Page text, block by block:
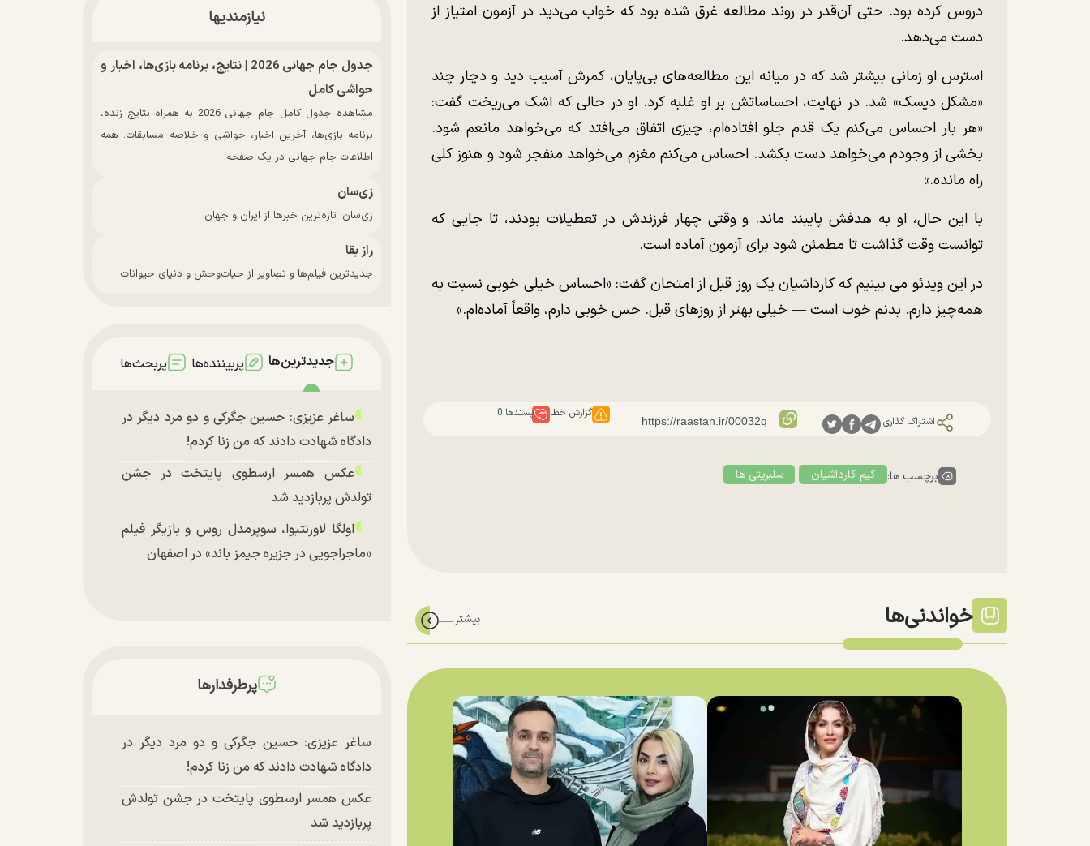
دروس کرده بود. حتی آن‌قدر در روند مطالعه غرق شده بود که خواب می‌دید در آزمون امتیاز از
دست می‌دهد.
استرس او زمانی بیشتر شد که در میانه این مطالعه‌های بی‌پایان، کمرش آسیب دید و دچار چند
«مشکل دیسک» شد. در نهایت، احساساتش بر او غلبه کرد. او در حالی که اشک می‌ریخت گفت:
«هر بار احساس می‌کنم یک قدم جلو افتاده‌ام، چیزی اتفاق می‌افتد که می‌خواهد مانعم شود.
بخشی از وجودم می‌خواهد دست بکشد. احساس می‌کنم مغزم می‌خواهد منفجر شود و هنوز کلی
راه مانده.»
با این حال، او به هدفش پایبند ماند. و وقتی چهار فرزندش در تعطیلات بودند، تا جایی که
توانست وقت گذاشت تا مطمئن شود برای آزمون آماده است.
در این ویدئو می بینیم که کارداشیان یک روز قبل از امتحان گفت: «احساس خیلی خوبی نسبت به
همه‌چیز دارم. بدنم خوب است — خیلی بهتر از روزهای قبل. حس خوبی دارم، واقعاً آماده‌ام.»
اشتراک گذاری:
گزارش خطا پسندها:0
برچسب ها: کیم کارداشیان سلبریتی ها
خواندنی‌ها
نیازمندیها
جدول جام جهانی 2026 | نتایج، برنامه بازی‌ها، اخبار و
حواشی کامل
مشاهده جدول کامل جام جهانی 2026 به همراه نتایج زنده،
برنامه بازی‌ها، آخرین اخبار، حواشی و خلاصه مسابقات. همه
اطلاعات جام جهانی در یک صفحه.
زی‌سان
زی‌سان: تازه‌ترین خبرها از ایران و جهان
راز بقا
جدیدترین فیلم‌ها و تصاویر از حیات‌وحش و دنیای حیوانات
جدیدترین‌ها پربیننده‌ها پربحث‌ها
ساغر عزیزی: حسین جگرکی و دو مرد دیگر در
دادگاه شهادت دادند که من زنا کردم!
عکس همسر ارسطوی پایتخت در جشن
تولدش پربازدید شد
اولگا لاورنتیوا، سوپرمدل روس و بازیگر فیلم
«ماجراجویی در جزیره جیمز باند» در اصفهان
پرطرفدارها
ساغر عزیزی: حسین جگرکی و دو مرد دیگر در
دادگاه شهادت دادند که من زنا کردم!
عکس همسر ارسطوی پایتخت در جشن تولدش
پربازدید شد